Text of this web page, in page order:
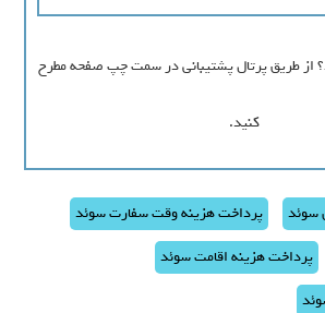
از طریق پرتال پشتیبانی در سمت چپ صفحه مطرح
کنید.
سوئد
پرداخت هزینه وقت سفارت سوئد
پرداخت هزینه اقامت سوئد